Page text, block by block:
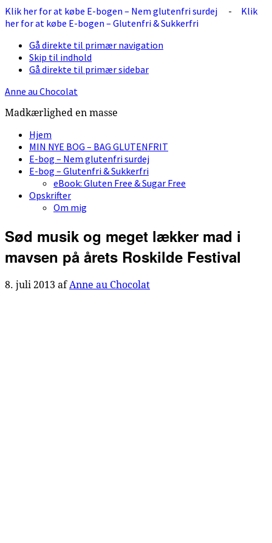
Klik her for at købe E-bogen – Nem glutenfri surdej - Klik
her for at købe E-bogen – Glutenfri & Sukkerfri
Gå direkte til primær navigation
Skip til indhold
Gå direkte til primær sidebar
Anne au Chocolat
Madkærlighed en masse
Hjem
MIN NYE BOG – BAG GLUTENFRIT
E-bog – Nem glutenfri surdej
E-bog – Glutenfri & Sukkerfri
eBook: Gluten Free & Sugar Free
Opskrifter
Om mig
Sød musik og meget lækker mad i
mavsen på årets Roskilde Festival
8. juli 2013 afAnne au Chocolat